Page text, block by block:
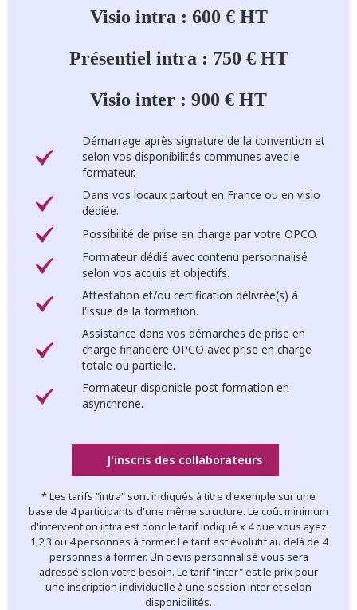
Visio intra : 600 € HT
Présentiel intra : 750 € HT
Visio inter : 900 € HT
Démarrage après signature de la convention et
selon vos disponibilités communes avec le
formateur.
Dans vos locaux partout en France ou en visio
dédiée.
Possibilité de prise en charge par votre OPCO.
Formateur dédié avec contenu personnalisé
selon vos acquis et objectifs.
Attestation et/ou certification délivrée(s) à
l'issue de la formation.
Assistance dans vos démarches de prise en
charge financière OPCO avec prise en charge
totale ou partielle.
Formateur disponible post formation en
asynchrone.
J'inscris des collaborateurs
* Les tarifs "intra" sont indiqués à titre d'exemple sur une
base de 4 participants d'une même structure. Le coût minimum
d'intervention intra est donc le tarif indiqué x 4 que vous ayez
1,2,3 ou 4 personnes à former. Le tarif est évolutif au delà de 4
personnes à former. Un devis personnalisé vous sera
adressé selon votre besoin. Le tarif "inter" est le prix pour
une inscription individuelle à une session inter et selon
disponibilités.